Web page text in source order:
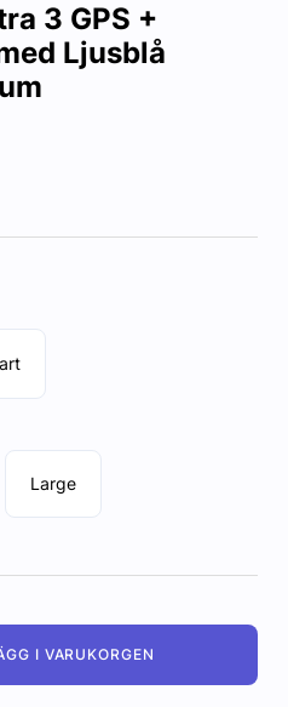
3 GPS +
Ljusblå
Large
I VARUKORGEN